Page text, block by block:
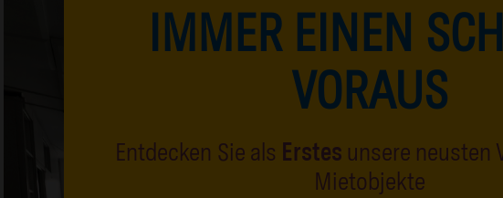
IMMER EINEN
VORAUS
Entdecken Sie als Erstes unsere neusten
Mietobjekte